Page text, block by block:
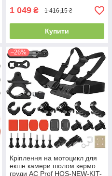
1 049 ₴ 1 416,15 ₴
Купити
–26%
Кріплення на мотоцикл для
екшн камери шолом кермо
груди AC Prof HQS-NEW-KIT-